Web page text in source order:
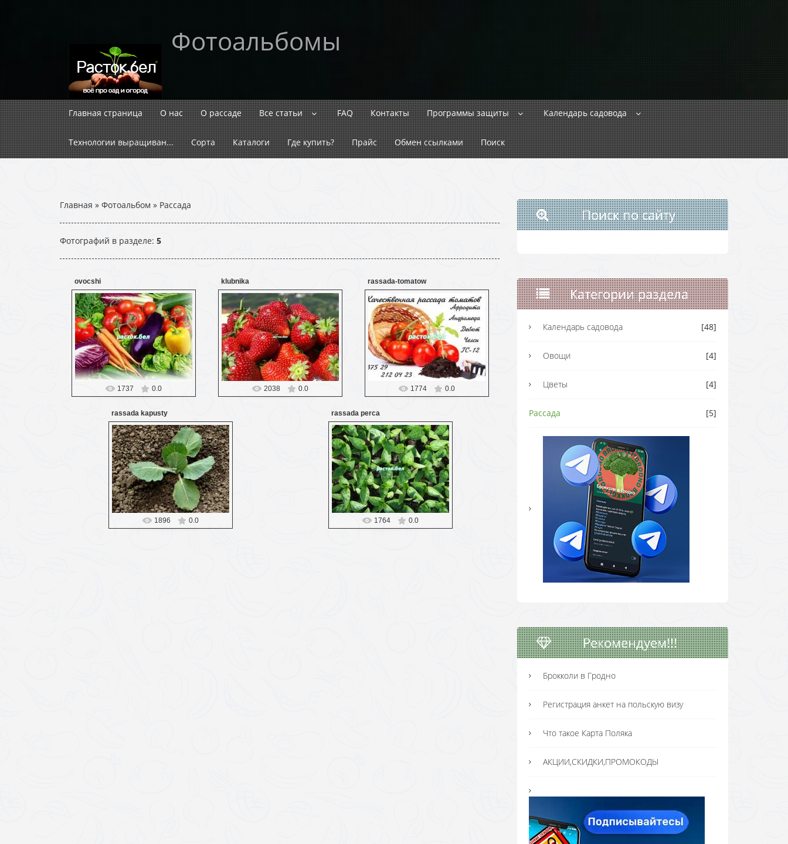
Фотоальбомы
Главная страница О нас О рассаде Все статьи FAQ Контакты Программы защиты Календарь садовода
Технологии выращиван... Сорта Каталоги Где купить? Прайс Обмен ссылками Поиск
Главная » Фотоальбом » Рассада
Фотографий в разделе: 5
ovocshi
27.03.2016
Probozd
1737 0.0
klubnika
27.03.2016
Probozd
2038 0.0
rassada-tomatow
27.03.2016
Probozd
1774 0.0
rassada kapusty
27.03.2016
Probozd
1896 0.0
rassada perca
27.03.2016
Probozd
1764 0.0
Поиск по сайту
Категории раздела
Календарь садовода [48]
Овощи [4]
Цветы [4]
Рассада [5]
Рекомендуем!!!
Брокколи в Гродно
Регистрация анкет на польскую визу
Что такое Карта Поляка
АКЦИИ,СКИДКИ,ПРОМОКОДЫ